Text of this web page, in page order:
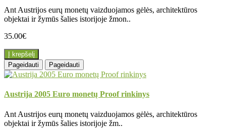
Ant Austrijos eurų monetų vaizduojamos gėlės, architektūros
objektai ir žymūs šalies istorijoje žmon..
35.00€
Į krepšelį
Pageidauti
Pageidauti
Austrija 2005 Euro monetų Proof rinkinys
Ant Austrijos eurų monetų vaizduojamos gėlės, architektūros
objektai ir žymūs šalies istorijoje žm..